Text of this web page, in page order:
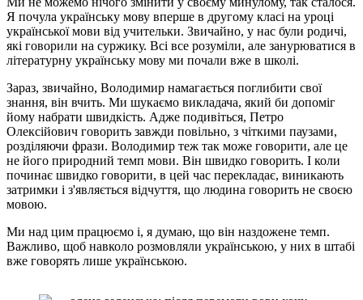
Я почула українську мову вперше в другому класі на уроці
української мови від учительки. Звичайно, у нас були родичі,
які говорили на суржику. Всі все розуміли, але занурюватися в
літературну українську мову ми почали вже в школі.
Зараз, звичайно, Володимир намагається поглибити свої
знання, він вчить. Ми шукаємо викладача, який би допоміг
йому набрати швидкість. Адже подивіться, Петро
Олексійович говорить завжди повільно, з чіткими паузами,
розділяючи фрази. Володимир теж так може говорити, але це
не його природний темп мови. Він швидко говорить. І коли
починає швидко говорити, в цей час перекладає, виникають
затримки і з'являється відчуття, що людина говорить не своєю
мовою.
Ми над цим працюємо і, я думаю, що він наздожене темп.
Важливо, щоб навколо розмовляли українською, у них в штабі
вже говорять лише українською.